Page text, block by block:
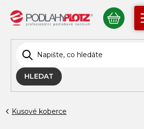
obsah
HLEDAT
KOŠÍK
Kusové koberce